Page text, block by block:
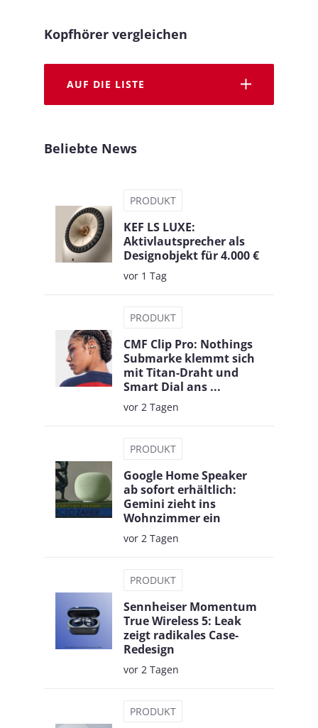
Kopfhörer vergleichen
AUF DIE LISTE
Beliebte News
PRODUKT
KEF LS LUXE:
Aktivlautsprecher als
Designobjekt für 4.000 €
vor 1 Tag
PRODUKT
CMF Clip Pro: Nothings
Submarke klemmt sich
mit Titan-Draht und
Smart Dial ans ...
vor 2 Tagen
PRODUKT
Google Home Speaker
ab sofort erhältlich:
Gemini zieht ins
Wohnzimmer ein
vor 2 Tagen
PRODUKT
Sennheiser Momentum
True Wireless 5: Leak
zeigt radikales Case-
Redesign
vor 2 Tagen
PRODUKT